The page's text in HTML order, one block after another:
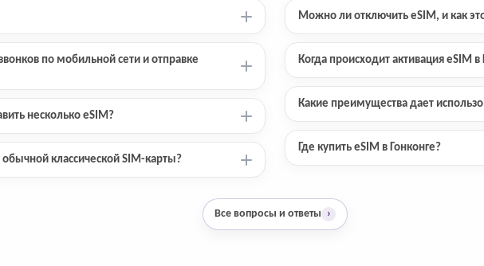
по мобильной сети и отправке
несколько eSIM?
обычной классической SIM-карты?
Можно ли отключить eSIM, и как
Когда происходит активация eSIM в
Какие преимущества дает
Где купить eSIM в Гонконге?
Все вопросы и ответы ›